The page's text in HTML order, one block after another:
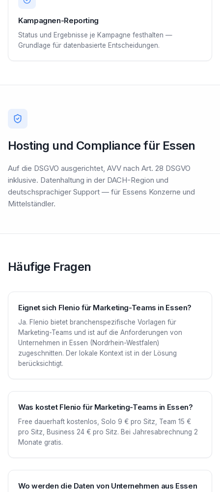
Kampagnen-Reporting
Status und Ergebnisse je Kampagne festhalten —
Grundlage für datenbasierte Entscheidungen.
Hosting und Compliance für Essen
Auf die DSGVO ausgerichtet, AVV nach Art. 28 DSGVO
inklusive. Datenhaltung in der DACH-Region und
deutschsprachiger Support — für Essens Konzerne und
Mittelständler.
Häufige Fragen
Eignet sich Flenio für Marketing-Teams in Essen?
Ja. Flenio bietet branchenspezifische Vorlagen für
Marketing-Teams und ist auf die Anforderungen von
Unternehmen in Essen (Nordrhein-Westfalen)
zugeschnitten. Der lokale Kontext ist in der Lösung
berücksichtigt.
Was kostet Flenio für Marketing-Teams in Essen?
Free dauerhaft kostenlos, Solo 9 € pro Sitz, Team 15 €
pro Sitz, Business 24 € pro Sitz. Bei Jahresabrechnung 2
Monate gratis.
Wo werden die Daten von Unternehmen aus Essen